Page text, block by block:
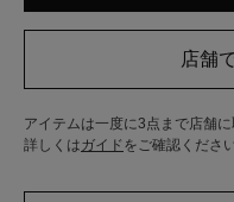
アイテムは一度に3点まで店舗に
詳しくはガイド をご確認ください